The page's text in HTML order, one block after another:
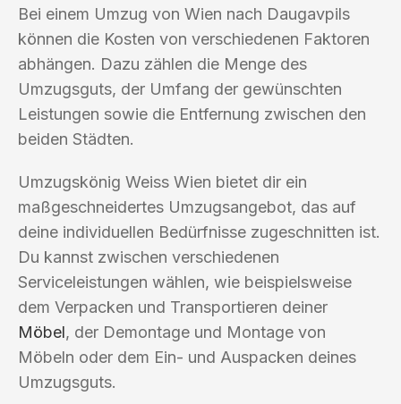
Bei einem Umzug von Wien nach Daugavpils
können die Kosten von verschiedenen Faktoren
abhängen. Dazu zählen die Menge des
Umzugsguts, der Umfang der gewünschten
Leistungen sowie die Entfernung zwischen den
beiden Städten.
Umzugskönig Weiss Wien bietet dir ein
maßgeschneidertes Umzugsangebot, das auf
deine individuellen Bedürfnisse zugeschnitten ist.
Du kannst zwischen verschiedenen
Serviceleistungen wählen, wie beispielsweise
dem Verpacken und Transportieren deiner
Möbel, der Demontage und Montage von
Möbeln oder dem Ein- und Auspacken deines
Umzugsguts.